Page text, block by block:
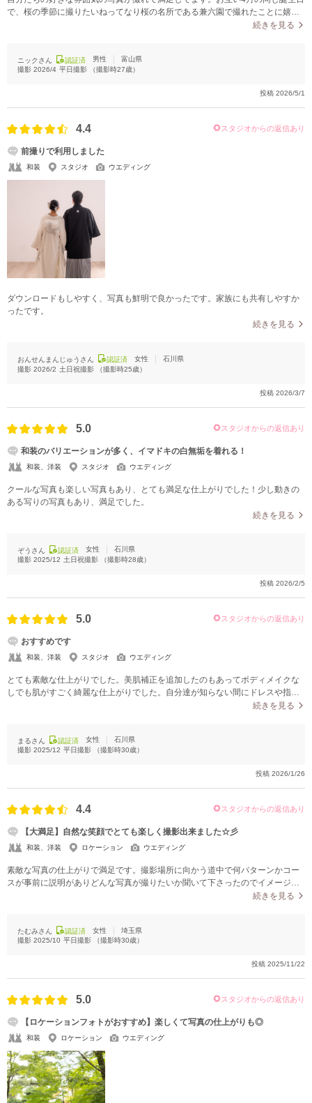
で、桜の季節に撮りたいねってなり桜の名所である兼六園で撮れたことに嬉し
く思います。写真の仕上がりを楽しみに待ってました。想像以上に素敵な写真
続きを見る
ニックさん 認証済 男性
富山県
撮影 2026/4 平日撮影 （撮影時27歳）
投稿 2026/5/1
4.4 スタジオからの返信あり
前撮りで利用しました
和装 スタジオ ウエディング
ダウンロードもしやすく、写真も鮮明で良かったです。家族にも共有しやすか
ったです。
続きを見る
おんせんまんじゅうさん 認証済 女性
石川県
撮影 2026/2 土日祝撮影 （撮影時25歳）
投稿 2026/3/7
5.0 スタジオからの返信あり
和装のバリエーションが多く、イマドキの白無垢を着れる！
和装、洋装 スタジオ ウエディング
クールな写真も楽しい写真もあり、とても満足な仕上がりでした！少し動きの
ある写りの写真もあり、満足でした。
続きを見る
ぞうさん 認証済 女性
石川県
撮影 2025/12 土日祝撮影 （撮影時28歳）
投稿 2026/2/5
5.0 スタジオからの返信あり
おすすめです
和装、洋装 スタジオ ウエディング
とても素敵な仕上がりでした。美肌補正を追加したのもあってボディメイクな
しでも肌がすごく綺麗な仕上がりでした。自分達が知らない間にドレスや指輪
のカットも撮ってくださってたり、自然な表情のカットもたくさん撮って頂い
らなかったですが、想像してる以上の仕上がりでとても満足しています。
続きを見る
まるさん 認証済 女性
石川県
撮影 2025/12 平日撮影 （撮影時30歳）
投稿 2026/1/26
4.4 スタジオからの返信あり
【大満足】自然な笑顔でとても楽しく撮影出来ました☆彡
和装、洋装 ロケーション ウエディング
素敵な写真の仕上がりで満足です。撮影場所に向かう道中で何パターンかコー
スが事前に説明がありどんな写真が撮りたいか聞いて下さったのでイメージ通
りに撮れた写真に満足です！様々なポーズも提案してくださり色々な写真がと
続きを見る
たむみさん 認証済 女性
埼玉県
撮影 2025/10 平日撮影 （撮影時30歳）
投稿 2025/11/22
5.0 スタジオからの返信あり
【ロケーションフォトがおすすめ】楽しくて写真の仕上がりも◎
和装 ロケーション ウエディング